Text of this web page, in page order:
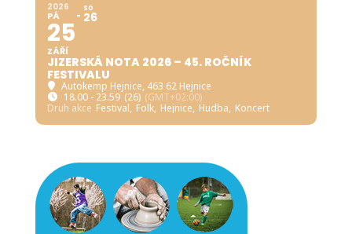
2026
PÁ
25
ZÁŘÍ
SO
26
JIZERSKÁ NOTA 2026 – 45. ROČNÍK
FESTIVALU
Autokemp Hejnice, 463 62 Hejnice
18.00 - 23.59 (26) (GMT+02:00)
Druh akce Festival, Folk, Hejnice, Hudba, Koncert